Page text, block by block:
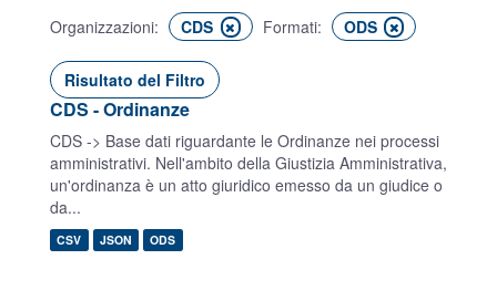
Organizzazioni: CDS Formati: ODS
Risultato del Filtro
CDS - Ordinanze
CDS -> Base dati riguardante le Ordinanze nei processi
amministrativi. Nell'ambito della Giustizia Amministrativa,
un'ordinanza è un atto giuridico emesso da un giudice o
da...
CSV JSON ODS